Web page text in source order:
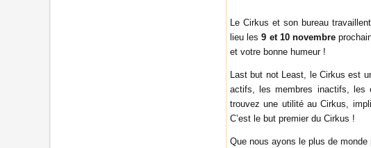
Le Cirkus et son bureau
lieu les9 et 10 novembre
et votre bonne humeur !
Last but not Least, le Cirkus est
actifs, les membres inactifs, les
trouvez une utilité au Cirkus,
C’est le but premier du Cirkus !
Que nous ayons le plus de